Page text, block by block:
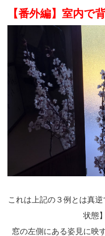
【番外編】室内で
これは上記の３例とは真
状態
窓の左側にある姿見に映